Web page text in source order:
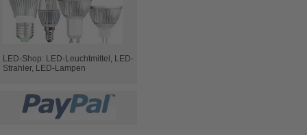
LED-Shop: LED-Leuchtmittel, LED-
Strahler, LED-Lampen